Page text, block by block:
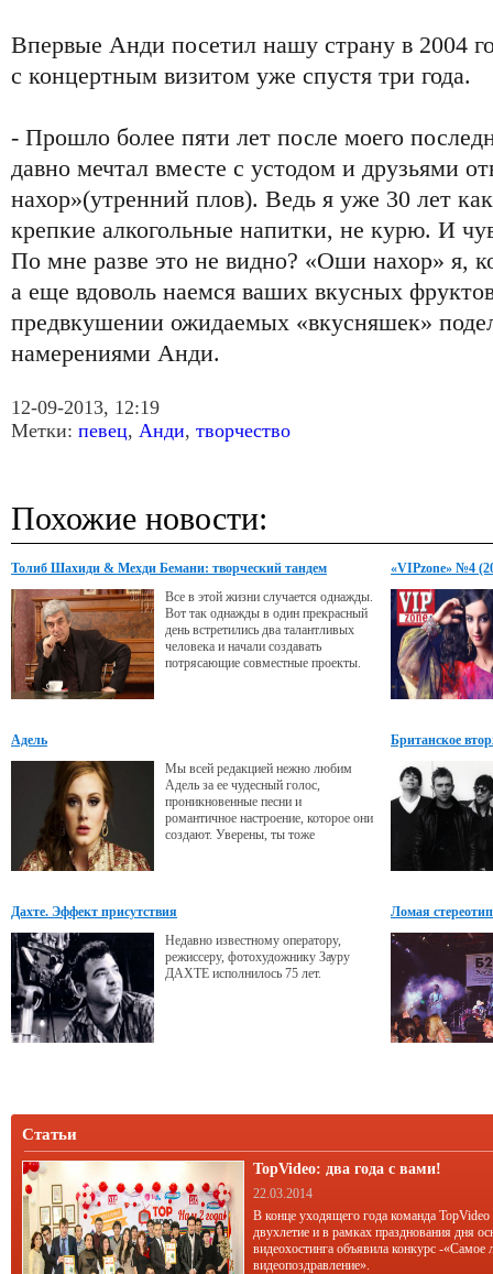
Впервые Анди посетил нашу страну в 2004
с концертным визитом уже спустя три года.
- Прошло более пяти лет после моего
давно мечтал вместе с устодом и друзьями
нахор»(утренний плов). Ведь я уже 30 лет
крепкие алкогольные напитки, не курю. И
По мне разве это не видно? «Оши нахор» я,
а еще вдоволь наемся ваших вкусных
предвкушении ожидаемых «вкусняшек»
намерениями Анди.
12-09-2013, 12:19
Метки: певец, Анди, творчество
Похожие новости:
Толиб Шахиди & Мехди Бемани: творческий тандем
Все в этой жизни случается однажды.
Вот так однажды в один прекрасный
день встретились два талантливых
человека и начали создавать
потрясающие совместные проекты.
«VIPzone» №4
Адель
Мы всей редакцией нежно любим
Адель за ее чудесный голос,
проникновенные песни и
романтичное настроение, которое они
создают. Уверены, ты тоже
фактов об этой талантливой девушке.
Британское
Дахте. Эффект присутствия
Недавно известному оператору,
режиссеру, фотохудожнику Зауру
ДАХТЕ исполнилось 75 лет.
Ломая
Статьи
TopVideo: два года с вами!
22.03.2014
В конце уходящего года команда TopVideo
двухлетие и в рамках празднования дня
видеохостинга объявила конкурс -«Самое
видеопоздравление».